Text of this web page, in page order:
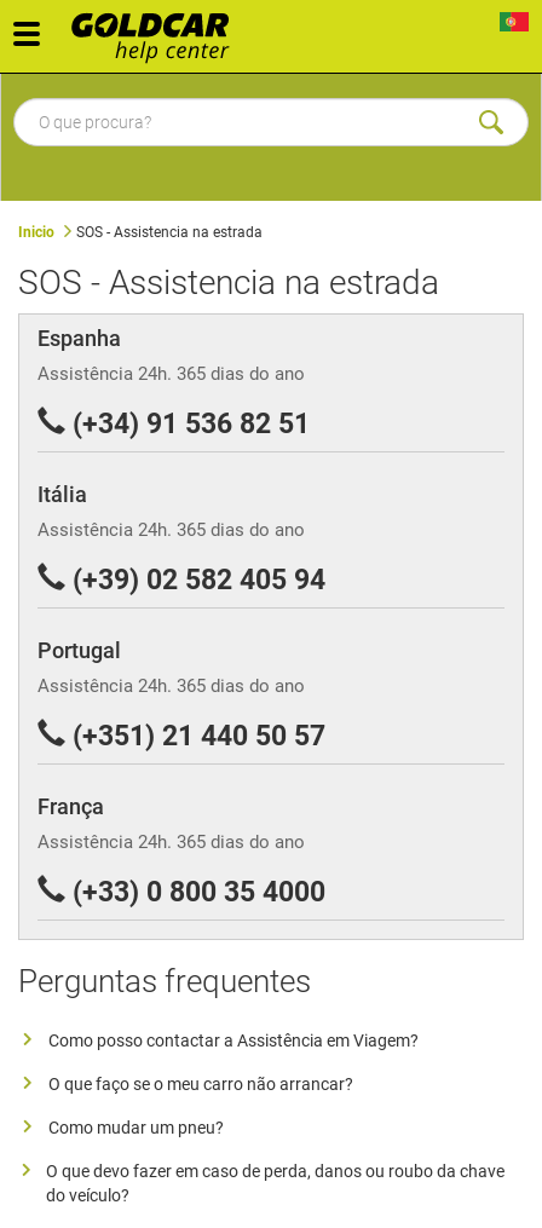
Toggle
navigation
Inicio SOS - Assistencia na estrada
SOS - Assistencia na estrada
Espanha
Assistência 24h. 365 dias do ano
(+34) 91 536 82 51
Itália
Assistência 24h. 365 dias do ano
(+39) 02 582 405 94
Portugal
Assistência 24h. 365 dias do ano
(+351) 21 440 50 57
França
Assistência 24h. 365 dias do ano
(+33) 0 800 35 4000
Perguntas frequentes
Como posso contactar a Assistência em Viagem?
O que faço se o meu carro não arrancar?
Como mudar um pneu?
O que devo fazer em caso de perda, danos ou roubo da chave
do veículo?